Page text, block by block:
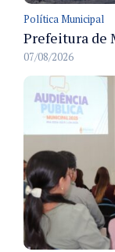
Política Municipal
07/08/2026